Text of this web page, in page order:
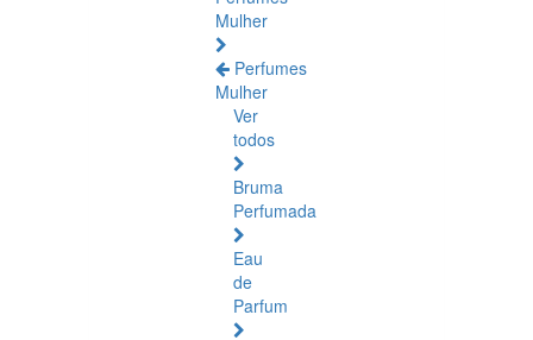
Mulher
Perfumes
Mulher
Ver
todos
Bruma
Perfumada
Eau
de
Parfum